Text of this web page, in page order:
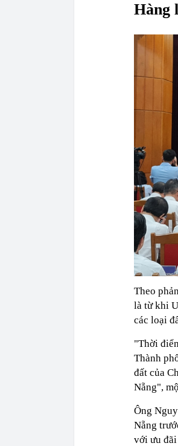
Hàng
Theo
là từ khi
các loại
"Thời
Thành
đất của
Nẵng",
Ông
Nẵng
với ưu đãi